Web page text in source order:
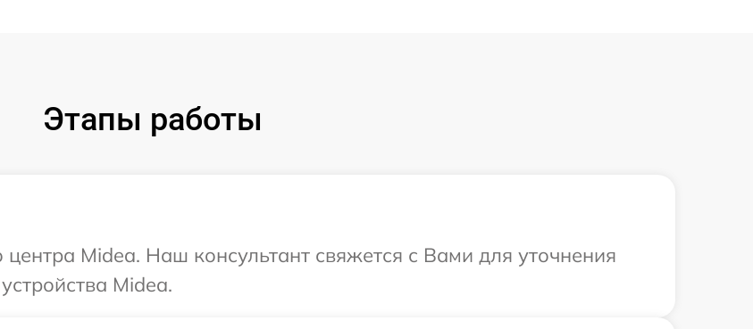
Этапы работы
центра Midea. Наш консультант свяжется с Вами для уточнения
Midea.